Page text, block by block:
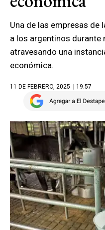
Una de las empresas de
a los argentinos durante
atravesando una
económica.
11 DE FEBRERO, 2025 | 19.57